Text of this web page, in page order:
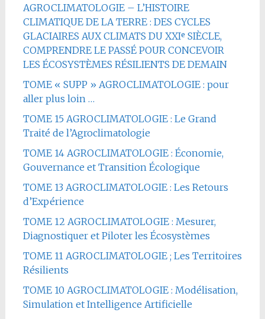
AGROCLIMATOLOGIE – L’HISTOIRE
CLIMATIQUE DE LA TERRE : DES CYCLES
GLACIAIRES AUX CLIMATS DU XXIᵉ SIÈCLE,
COMPRENDRE LE PASSÉ POUR CONCEVOIR
LES ÉCOSYSTÈMES RÉSILIENTS DE DEMAIN
TOME « SUPP » AGROCLIMATOLOGIE : pour
aller plus loin …
TOME 15 AGROCLIMATOLOGIE : Le Grand
Traité de l’Agroclimatologie
TOME 14 AGROCLIMATOLOGIE : Économie,
Gouvernance et Transition Écologique
TOME 13 AGROCLIMATOLOGIE : Les Retours
d’Expérience
TOME 12 AGROCLIMATOLOGIE : Mesurer,
Diagnostiquer et Piloter les Écosystèmes
TOME 11 AGROCLIMATOLOGIE ; Les Territoires
Résilients
TOME 10 AGROCLIMATOLOGIE : Modélisation,
Simulation et Intelligence Artificielle